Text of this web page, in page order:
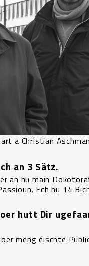
a Christian Aschman
an 3 Sätz.
an hu mäin
Ech hu 14
hutt Dir
meng éischte